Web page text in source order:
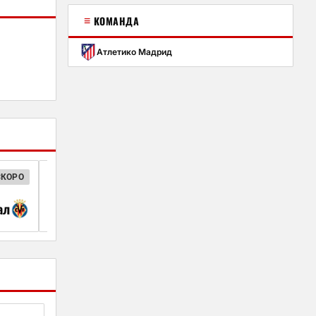
≡ КОМАНДА
Атлетико Мадрид